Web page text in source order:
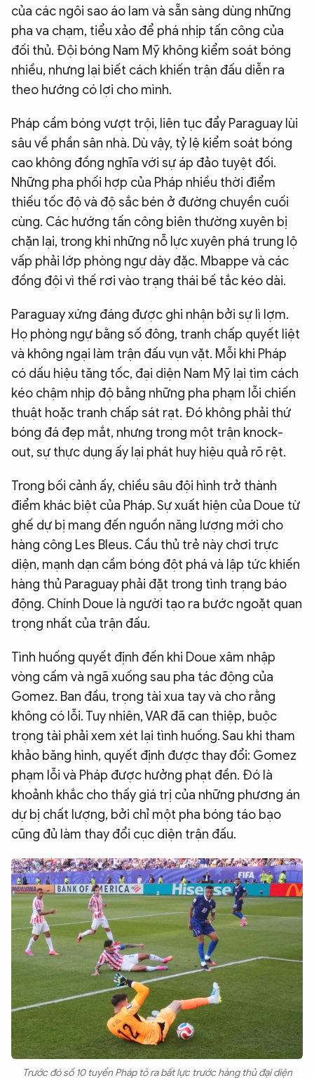
của các ngôi sao áo lam và sẵn sàng dùng những
pha va chạm, tiểu xảo để phá nhịp tấn công của
đối thủ. Đội bóng Nam Mỹ không kiểm soát bóng
nhiều, nhưng lại biết cách khiến trận đấu diễn ra
theo hướng có lợi cho mình.
Pháp cầm bóng vượt trội, liên tục đẩy Paraguay lùi
sâu về phần sân nhà. Dù vậy, tỷ lệ kiểm soát bóng
cao không đồng nghĩa với sự áp đảo tuyệt đối.
Những pha phối hợp của Pháp nhiều thời điểm
thiếu tốc độ và độ sắc bén ở đường chuyền cuối
cùng. Các hướng tấn công biên thường xuyên bị
chặn lại, trong khi những nỗ lực xuyên phá trung lộ
vấp phải lớp phòng ngự dày đặc. Mbappe và các
đồng đội vì thế rơi vào trạng thái bế tắc kéo dài.
Paraguay xứng đáng được ghi nhận bởi sự lì lợm.
Họ phòng ngự bằng số đông, tranh chấp quyết liệt
và không ngại làm trận đấu vụn vặt. Mỗi khi Pháp
có dấu hiệu tăng tốc, đại diện Nam Mỹ lại tìm cách
kéo chậm nhịp độ bằng những pha phạm lỗi chiến
thuật hoặc tranh chấp sát rạt. Đó không phải thứ
bóng đá đẹp mắt, nhưng trong một trận knock-
out, sự thực dụng ấy lại phát huy hiệu quả rõ rệt.
Trong bối cảnh ấy, chiều sâu đội hình trở thành
điểm khác biệt của Pháp. Sự xuất hiện của Doue từ
ghế dự bị mang đến nguồn năng lượng mới cho
hàng công Les Bleus. Cầu thủ trẻ này chơi trực
diện, mạnh dạn cầm bóng đột phá và lập tức khiến
hàng thủ Paraguay phải đặt trong tình trạng báo
động. Chính Doue là người tạo ra bước ngoặt quan
trọng nhất của trận đấu.
Tình huống quyết định đến khi Doue xâm nhập
vòng cấm và ngã xuống sau pha tác động của
Gomez. Ban đầu, trọng tài xua tay và cho rằng
không có lỗi. Tuy nhiên, VAR đã can thiệp, buộc
trọng tài phải xem xét lại tình huống. Sau khi tham
khảo băng hình, quyết định được thay đổi: Gomez
phạm lỗi và Pháp được hưởng phạt đền. Đó là
khoảnh khắc cho thấy giá trị của những phương án
dự bị chất lượng, bởi chỉ một pha bóng táo bạo
cũng đủ làm thay đổi cục diện trận đấu.
Trước đó số 10 tuyển Pháp tỏ ra bất lực trước hàng thủ đại diện